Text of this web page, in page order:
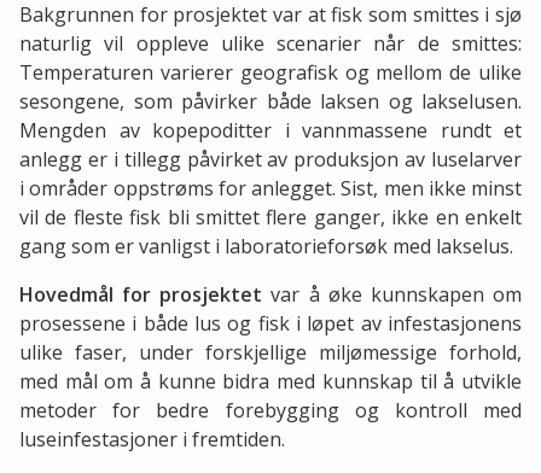
Bakgrunnen for prosjektet var at fisk som smittes i sjø
naturlig vil oppleve ulike scenarier når de smittes:
Temperaturen varierer geografisk og mellom de ulike
sesongene, som påvirker både laksen og lakselusen.
Mengden av kopepoditter i vannmassene rundt et
anlegg er i tillegg påvirket av produksjon av luselarver
i områder oppstrøms for anlegget. Sist, men ikke minst
vil de fleste fisk bli smittet flere ganger, ikke en enkelt
gang som er vanligst i laboratorieforsøk med lakselus.
Hovedmål for prosjektet var å øke kunnskapen om
prosessene i både lus og fisk i løpet av infestasjonens
ulike faser, under forskjellige miljømessige forhold,
med mål om å kunne bidra med kunnskap til å utvikle
metoder for bedre forebygging og kontroll med
luseinfestasjoner i fremtiden.